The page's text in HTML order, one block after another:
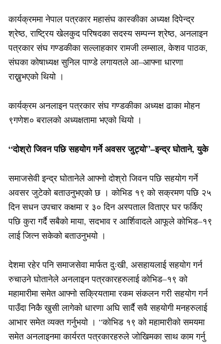
कार्यक्रममा नेपाल पत्रकार महासंघ कास्कीका अध्यक्ष दिपेन्द्र
श्रेष्ठ, राष्ट्रिय खेलकुद परिषदका सदस्य सम्पन्न श्रेष्ठ, अनलाइन
पत्रकार संघ गण्डकीका सल्लाहकार रामजी लम्साल, केशव पाठक,
संघका कोषाध्यक्ष सुनिल पाण्डे लगायतले आ–आफ्ना धारणा
राख्नुभएको थियो ।
कार्यक्रम अनलाइन पत्रकार संघ गण्डकीका अध्यक्ष ढाका मोहन
९गणेश० बरालको अध्यक्षतामा भएको थियो ।
“दोश्रो जिवन पछि सहयोग गर्ने अवसर जुट्यो”–इन्द्र घोताने, युके
समाजसेवी इन्द्र घोतानेले आफ्नो दोश्रो जिवन पछि सहयोग गर्ने
अवसर जुटेको बताउनुभएको छ । कोभिड १९ को सक्रमण पछि २५
दिन सधन उपचार कक्षमा र ३० दिन अस्पताल विताएर घर फर्किए
पछि कुरा गर्दै सबैको माया, सदभाव र आर्शिवादले आफूले कोभिड–१९
लाई जित्न सकेको बताउनुभयो ।
देशमा रहेर पनि समाजसेवा मार्फत दुःखी, असहायलाई सहयोग गर्न
रुचाउने घोतानेले अनलाइन पत्रकारहरुलाई कोभिड–१९ को
महामारीमा समेत आफ्नो सक्रियतामा रकम संकलन गरी सहयोग गर्न
पाउँदा निकै खुसी लागेको धारणा अघि सार्दै सवै सहयोगी मनहरुलाई
आभार समेत व्यक्त गर्नुभयो । “कोभिड १९ को महामारीको समयमा
समेत अनलाइनमा कार्यरत पत्रकारहरुले जोखिमका साथ काम गर्नु